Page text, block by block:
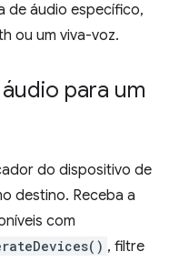
de áudio específico,
ou um viva-voz.
para um
do dispositivo de
destino. Receba a
com
, filtre